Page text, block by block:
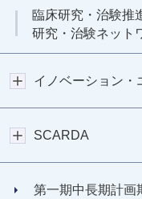
臨床研究・治験推
研究・治験ネット
イノベーション・
SCARDA
第一期中長期計画